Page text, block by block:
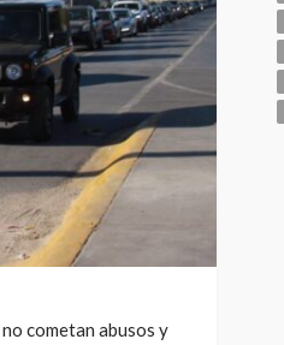
cometan abusos y